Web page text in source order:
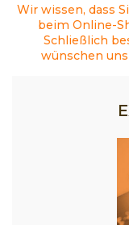
Wir wissen, dass
beim Online-
Schließlich
wünschen